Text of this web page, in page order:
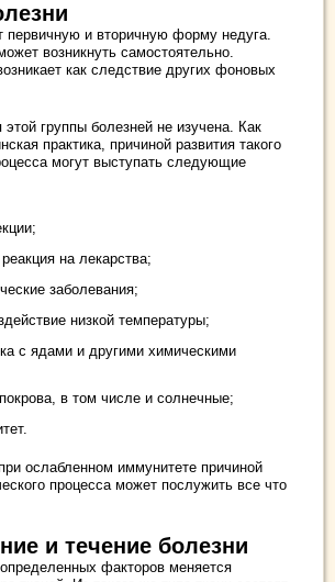
первичную и вторичную форму недуга.
возникнуть самостоятельно.
как следствие других фоновых
этой группы болезней не изучена. Как
практика, причиной развития такого
могут выступать следующие
на лекарства;
заболевания;
низкой температуры;
с ядами и другими химическими
в том числе и солнечные;
ослабленном иммунитете причиной
процесса может послужить все что
и течение болезни
факторов меняется